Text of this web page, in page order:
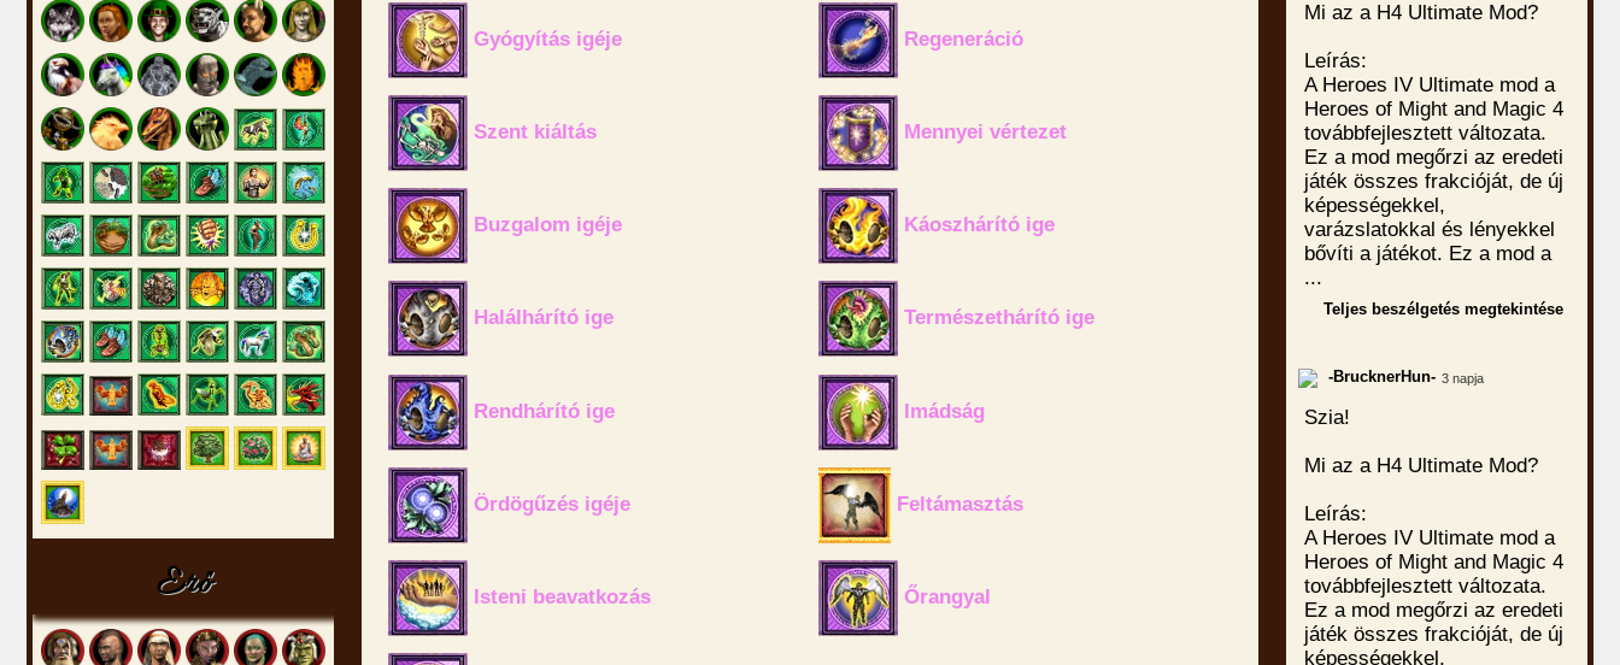
Erő
Gyógyítás igéje Regeneráció
Szent kiáltás Mennyei vértezet
Buzgalom igéje Káoszhárító ige
Halálhárító ige Természethárító ige
Rendhárító ige Imádság
Ördögűzés igéje Feltámasztás
Isteni beavatkozás Őrangyal
Mi az a H4 Ultimate Mod?
Leírás:
A Heroes IV Ultimate mod a
Heroes of Might and Magic 4
továbbfejlesztett változata.
Ez a mod megőrzi az eredeti
játék összes frakcióját, de új
képességekkel,
varázslatokkal és lényekkel
bővíti a játékot. Ez a mod a
...
Teljes beszélgetés megtekintése
-BrucknerHun- 3 napja
Szia!
Mi az a H4 Ultimate Mod?
Leírás:
A Heroes IV Ultimate mod a
Heroes of Might and Magic 4
továbbfejlesztett változata.
Ez a mod megőrzi az eredeti
játék összes frakcióját, de új
képességekkel,